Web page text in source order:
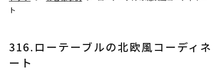
ト
316.ローテーブルの北欧風コーディネ
ート